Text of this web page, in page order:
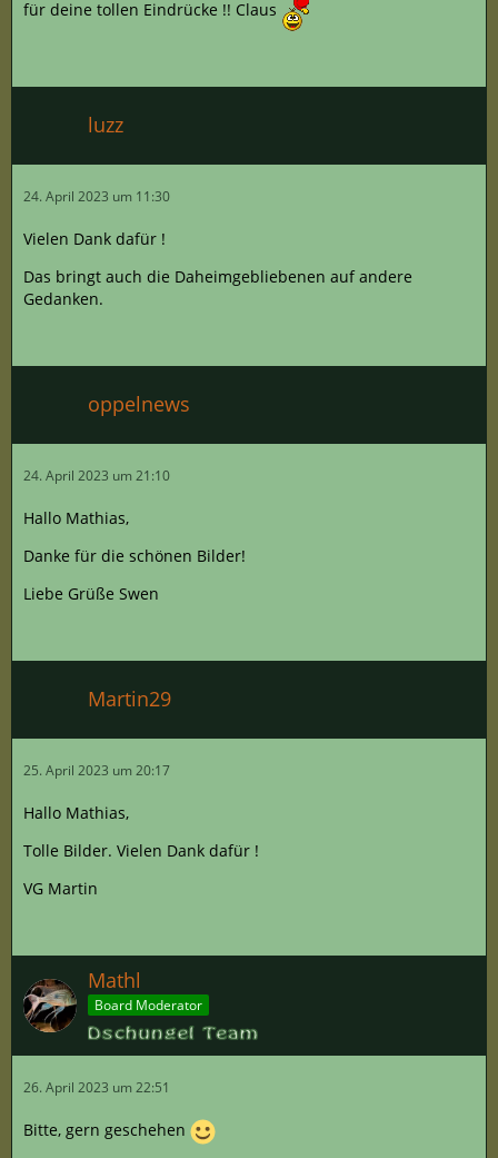
für deine tollen Eindrücke !! Claus
luzz
24. April 2023 um 11:30
Vielen Dank dafür !
Das bringt auch die Daheimgebliebenen auf andere
Gedanken.
oppelnews
24. April 2023 um 21:10
Hallo Mathias,
Danke für die schönen Bilder!
Liebe Grüße Swen
Martin29
25. April 2023 um 20:17
Hallo Mathias,
Tolle Bilder. Vielen Dank dafür !
VG Martin
Mathl
Board Moderator
26. April 2023 um 22:51
Bitte, gern geschehen